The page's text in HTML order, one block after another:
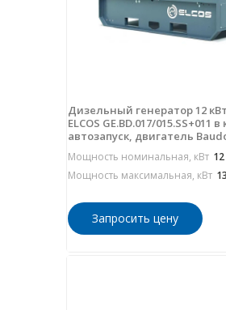
Дизельный генератор 12
ELCOS GE.BD.017/015.SS+011
автозапуск, двигатель
Мощность номинальная, кВт 12
Мощность максимальная, кВт
Запросить цену